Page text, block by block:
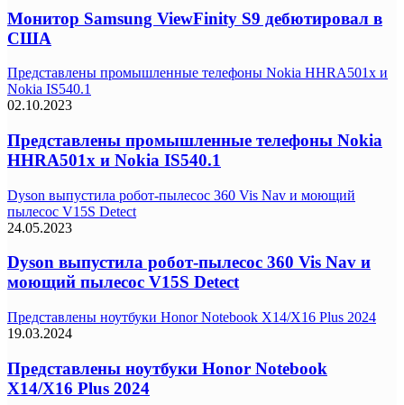
Монитор Samsung ViewFinity S9 дебютировал в
США
Представлены промышленные телефоны Nokia HHRA501x и
Nokia IS540.1
02.10.2023
Представлены промышленные телефоны Nokia
HHRA501x и Nokia IS540.1
Dyson выпустила робот-пылесос 360 Vis Nav и моющий
пылесос V15S Detect
24.05.2023
Dyson выпустила робот-пылесос 360 Vis Nav и
моющий пылесос V15S Detect
Представлены ноутбуки Honor Notebook X14/X16 Plus 2024
19.03.2024
Представлены ноутбуки Honor Notebook
X14/X16 Plus 2024